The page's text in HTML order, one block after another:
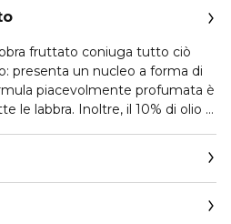
fruttato coniuga tutto ciò
presenta un nucleo a forma di
piacevolmente profumata è
le labbra. Inoltre, il 10% di olio di
delicato e scintillante,
in movimento.